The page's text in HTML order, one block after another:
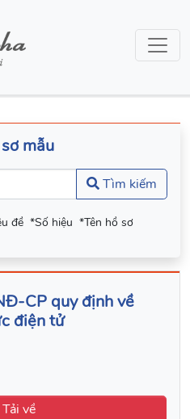
mẫu
Tìm kiếm
đề *Số hiệu *Tên hồ sơ
CP quy định về
điện tử
Tải về